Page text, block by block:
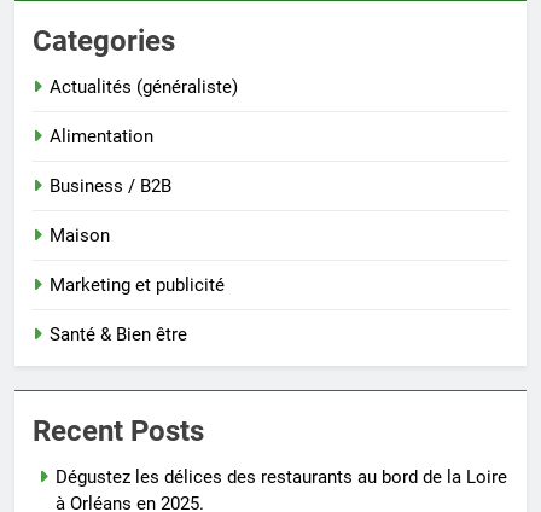
Categories
Actualités (généraliste)
Alimentation
Business / B2B
Maison
Marketing et publicité
Santé & Bien être
Recent Posts
Dégustez les délices des restaurants au bord de la Loire
à Orléans en 2025.